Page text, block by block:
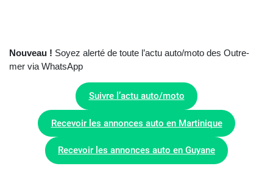
Nouveau ! Soyez alerté de toute l’actu auto/moto des Outre-
mer via WhatsApp
Suivre l’actu auto/moto
Recevoir les annonces auto en Martinique
Recevoir les annonces auto en Guyane